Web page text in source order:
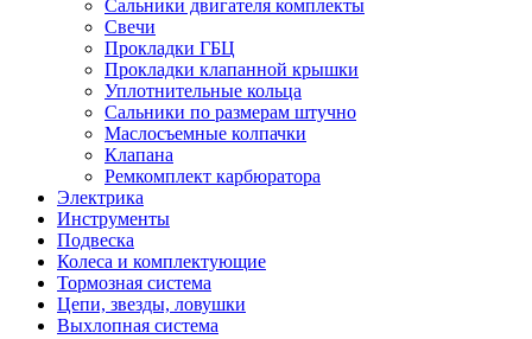
Сальники двигателя комплекты
Свечи
Прокладки ГБЦ
Прокладки клапанной крышки
Уплотнительные кольца
Сальники по размерам штучно
Маслосъемные колпачки
Клапана
Ремкомплект карбюратора
Электрика
Инструменты
Подвеска
Колеса и комплектующие
Тормозная система
Цепи, звезды, ловушки
Выхлопная система